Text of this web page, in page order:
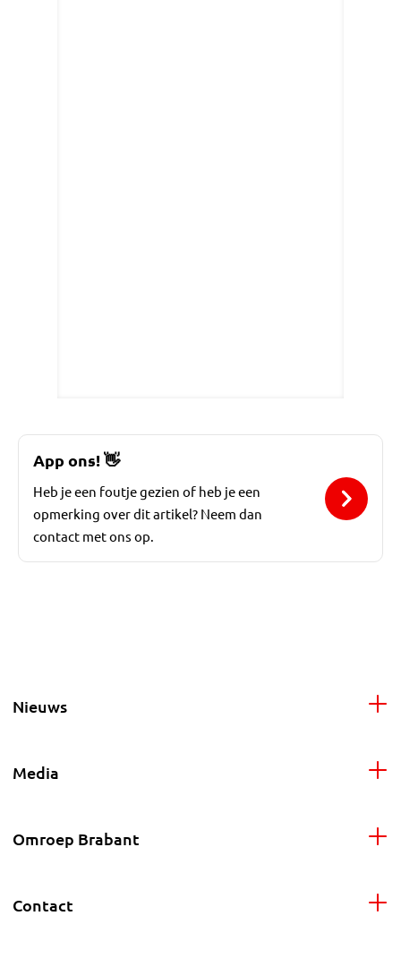
App ons!👋
Heb je een foutje gezien of heb je een
opmerking over dit artikel? Neem dan
contact met ons op.
Nieuws
Media
Omroep Brabant
Contact